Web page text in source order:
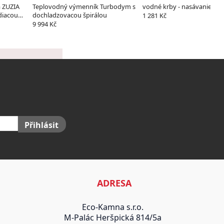
Teplovodný výmenník Turbodym s
dochladzovacou špirálou
9 994 Kč
vodné krby - nasávanie z
1 281 Kč
Přihlásit
ADRESA
Eco-Kamna s.r.o.
M-Palác Heršpická 814/5a